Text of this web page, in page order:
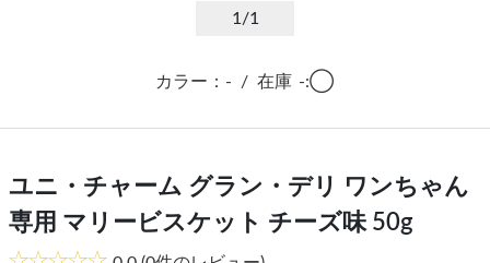
1/1
カラー：- / 在庫 -:◯
ユニ・チャーム グラン・デリ ワンちゃん
専用 マリービスケット チーズ味 50g